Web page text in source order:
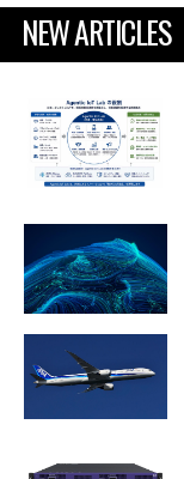
NEW ARTICLES